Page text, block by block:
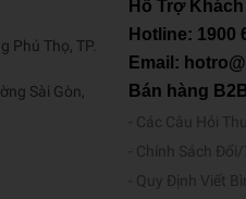
Phú Thọ, TP.
Sài Gòn,
Hỗ Trợ
Hotline: 1900
Email:
Bán hàng
Các Câu Hỏi
Chính Sách
Quy Định Viết